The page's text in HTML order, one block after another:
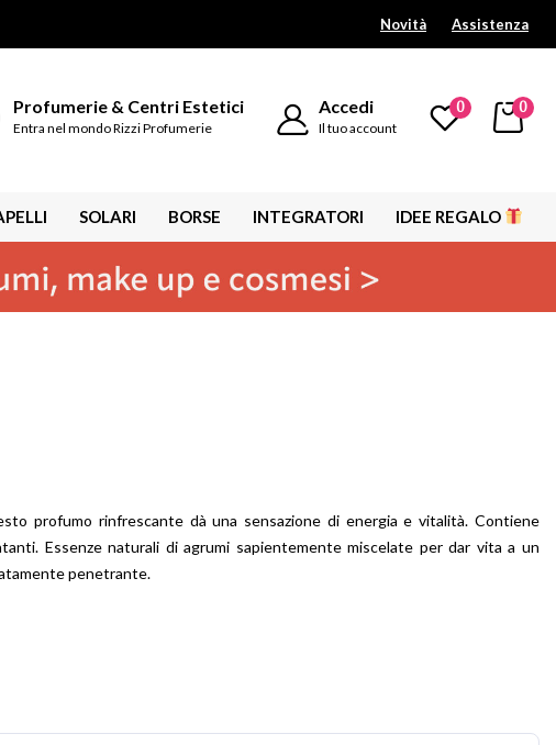
Novità Assistenza
Profumerie & Centri Estetici
Entra nel mondo Rizzi Profumerie
Accedi
Il tuo account
0 0
SOLARI BORSE INTEGRATORI IDEE REGALO
profumo rinfrescante dà una sensazione di energia e vitalità. Contiene
Essenze naturali di agrumi sapientemente miscelate per dar vita a un
penetrante.